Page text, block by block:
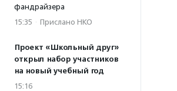
фандрайзера
15:35 · Прислано НКО
Проект «Школьный друг»
открыл набор участников
на новый учебный год
15:16